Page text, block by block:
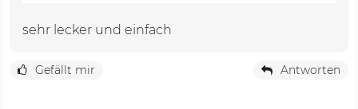
sehr lecker und einfach
Gefällt mir Antworten